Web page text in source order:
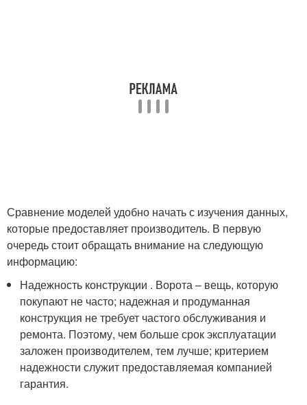
Сравнение моделей удобно начать с изучения данных,
которые предоставляет производитель. В первую
очередь стоит обращать внимание на следующую
информацию:
Надежность конструкции . Ворота – вещь, которую
покупают не часто; надежная и продуманная
конструкция не требует частого обслуживания и
ремонта. Поэтому, чем больше срок эксплуатации
заложен производителем, тем лучше; критерием
надежности служит предоставляемая компанией
гарантия.